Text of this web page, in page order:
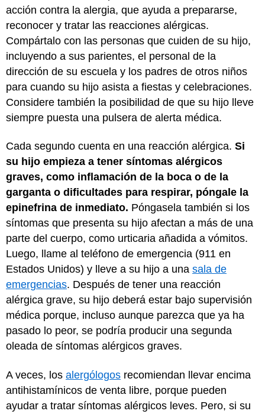
acción contra la alergia, que ayuda a prepararse,
reconocer y tratar las reacciones alérgicas.
Compártalo con las personas que cuiden de su hijo,
incluyendo a sus parientes, el personal de la
dirección de su escuela y los padres de otros niños
para cuando su hijo asista a fiestas y celebraciones.
Considere también la posibilidad de que su hijo lleve
siempre puesta una pulsera de alerta médica.
Cada segundo cuenta en una reacción alérgica. Si
su hijo empieza a tener síntomas alérgicos
graves, como inflamación de la boca o de la
garganta o dificultades para respirar, póngale la
epinefrina de inmediato. Póngasela también si los
síntomas que presenta su hijo afectan a más de una
parte del cuerpo, como urticaria añadida a vómitos.
Luego, llame al teléfono de emergencia (911 en
Estados Unidos) y lleve a su hijo a una sala de
emergencias. Después de tener una reacción
alérgica grave, su hijo deberá estar bajo supervisión
médica porque, incluso aunque parezca que ya ha
pasado lo peor, se podría producir una segunda
oleada de síntomas alérgicos graves.
A veces, los alergólogos recomiendan llevar encima
antihistamínicos de venta libre, porque pueden
ayudar a tratar síntomas alérgicos leves. Pero, si su